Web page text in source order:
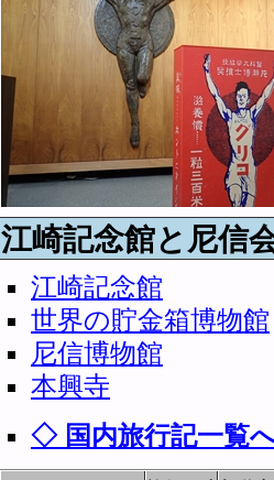
江崎記念館と尼信
江崎記念館
世界の貯金箱博物館
尼信博物館
本興寺
◇ 国内旅行記一覧